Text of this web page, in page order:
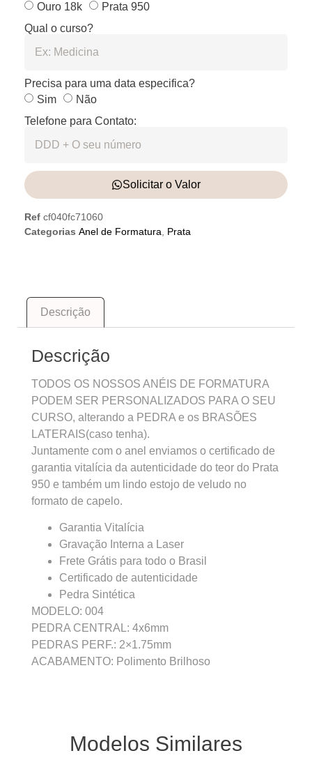
Ouro 18k
Prata 950
Qual o curso?
Precisa para uma data especifica?
Sim
Não
Telefone para Contato:
Solicitar o Valor
Ref cf040fc71060
Categorias Anel de Formatura, Prata
Descrição
Descrição
TODOS OS NOSSOS ANÉIS DE FORMATURA
PODEM SER PERSONALIZADOS PARA O SEU
CURSO, alterando a PEDRA e os BRASÕES
LATERAIS(caso tenha).
Juntamente com o anel enviamos o certificado de
garantia vitalícia da autenticidade do teor do Prata
950 e também um lindo estojo de veludo no
formato de capelo.
Garantia Vitalícia
Gravação Interna a Laser
Frete Grátis para todo o Brasil
Certificado de autenticidade
Pedra Sintética
MODELO: 004
PEDRA CENTRAL: 4x6mm
PEDRAS PERF.: 2×1.75mm
ACABAMENTO: Polimento Brilhoso
Modelos Similares